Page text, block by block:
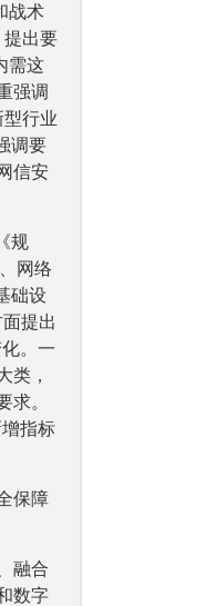
战术
提出要
需这
强调
行业
调要
信安
规
网络
础设
提出
。一
类，
求。
指标
保障
融合
数字